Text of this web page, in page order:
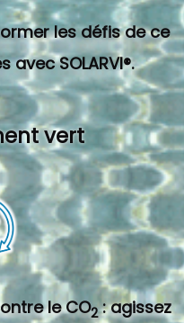
les défis de ce
SOLARVI®.
vert
le CO2 : agissez